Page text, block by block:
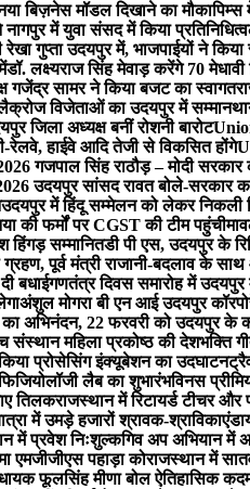
बिज़नेस मॉडल दिखाने का मौकापिम्स
नागपुर में युवा संसद में किया प्रतिनिधित्व
रेखा गुप्ता उदयपुर में, भाजपाईयों ने किया
डॉ. लक्ष्यराज सिंह मेवाड़ करेंगे 70 मेधावी
गजेंद्र सामर ने किया बजट का स्वागत
लैक्रोज विजेताओं का उदयपुर में सम्मान
जिला अध्यक्ष बनीं रोशनी बारोट
हाईवे आदि तेजी से विकसित होंगे
गजपाल सिंह राठौड़ – मोदी सरकार
उदयपुर सांसद रावत बोले-सरकार
उदयपुर में हिंदू सम्मेलन को लेकर निकली
की फर्मों पर CGST की टीम पहुंची
सम्मानितडी पी एस, उदयपुर के
पूर्व मंत्री राजानी-बदलाव के
बधाईगणतंत्र दिवस समारोह में उदयपुर
अंशुल मोगरा बी एन आई उदयपुर
अभिनंदन, 22 फरवरी को उदयपुर के
संस्थान महिला प्रकोष्ठ की देशभक्ति
प्रोसेसिंग इंक्यूबेशन का उदघाटन
लैब का शुभारंभविनस
तिलकराजस्थान में रिटायर्ड टीचर
में उमड़े हजारों श्रावक-श्राविकाएं
में प्रवेश निःशुल्कगिव अप अभियान में
एमजीजीएस पहाड़ा कोराजस्थान में
फूलसिंह मीणा बोल ऐतिहासिक